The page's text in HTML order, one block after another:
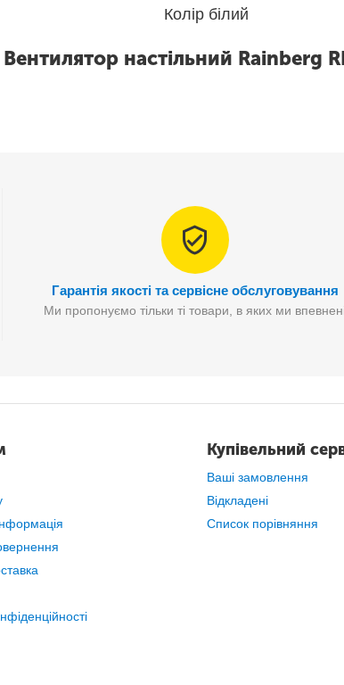
Колір білий
Вентилятор настільний Rainberg
Гарантія якості та сервісне обслуговування
Ми пропонуємо тільки ті товари, в яких ми впевнені
Купівельний
Ваші замовлення
Відкладені
Список порівняння